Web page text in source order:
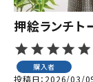
押絵ランチト
購入者
投稿日 2026/03/